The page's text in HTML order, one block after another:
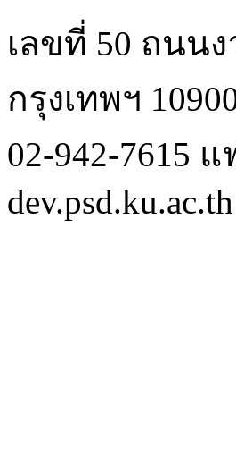
เลขที่ 50 ถนน
กรุงเทพฯ
02-942-7615
dev.psd.ku.ac.th